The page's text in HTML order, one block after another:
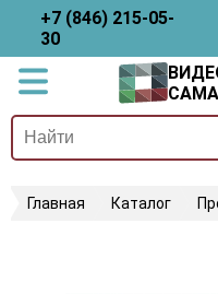
+7 (846) 215-05-
30
Главная Каталог